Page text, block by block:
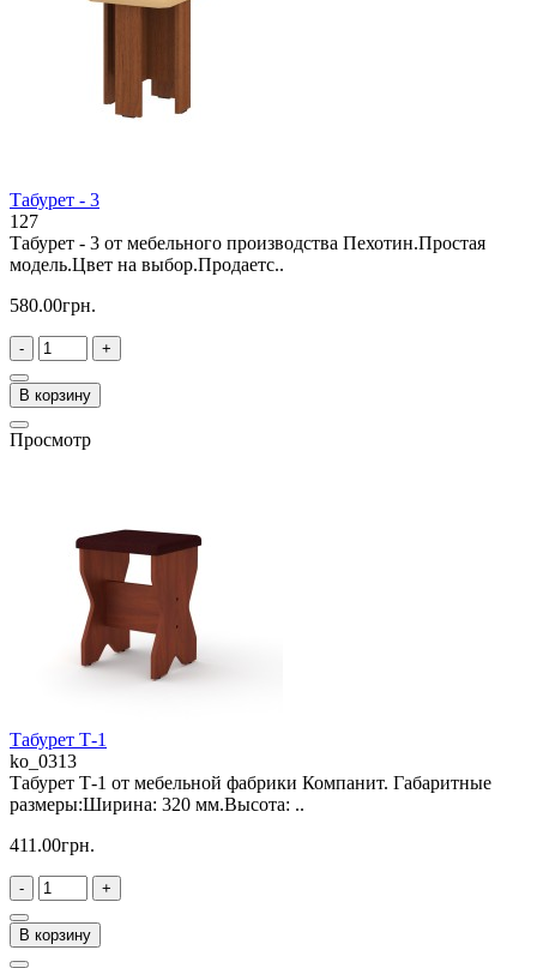
Табурет - 3
127
Табурет - 3 от мебельного производства Пехотин.Простая
модель.Цвет на выбор.Продаетс..
580.00грн.
- +
В корзину
Просмотр
Табурет Т-1
ko_0313
Табурет Т-1 от мебельной фабрики Компанит. Габаритные
размеры:Ширина: 320 мм.Высота: ..
411.00грн.
- +
В корзину